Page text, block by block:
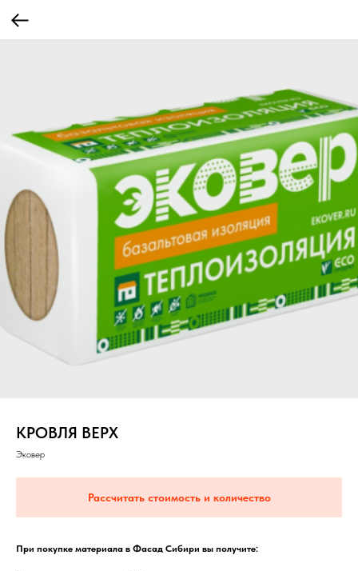
КРОВЛЯ ВЕРХ
Эковер
Рассчитать стоимость и количество
При покупке материала в Фасад Сибири вы получите: